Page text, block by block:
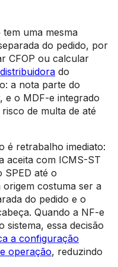
uma mesma
do pedido, por
CFOP ou calcular
do
a nota parte do
e o MDF-e integrado
de multa de até
é retrabalho imediato:
aceita com ICMS-ST
até o
costuma ser a
do pedido e o
Quando a NF-e
sistema, essa decisão
a configuração
operação, reduzindo